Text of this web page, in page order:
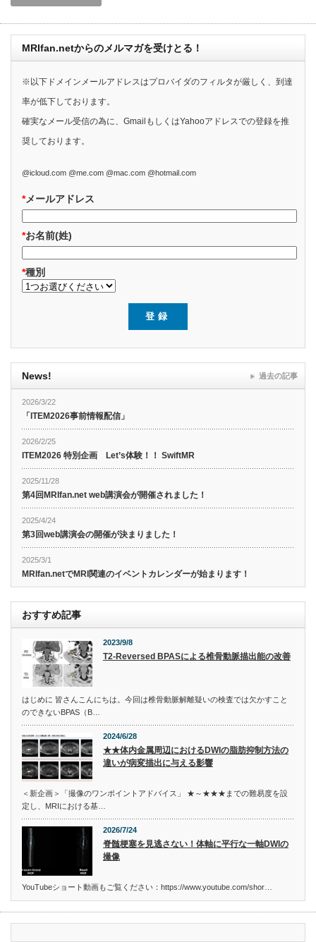
MRIfan.netからのメルマガを受けとる！
※以下ドメインメールアドレスはプロバイダのフィルタが厳しく、到達
率が低下しております。
確実なメール受信の為に、GmailもしくはYahooアドレスでの登録を推
奨しております。
@icloud.com @me.com @mac.com @hotmail.com
*メールアドレス
*お名前(姓)
*種別
News!
2026/3/22
「ITEM2026事前情報配信」
2026/2/25
ITEM2026 特別企画 Let’s体験！！ SwiftMR
2025/11/28
第4回MRIfan.net web講演会が開催されました！
2025/4/24
第3回web講演会の開催が決まりました！
2025/3/1
MRIfan.netでMRI関連のイベントカレンダーが始まります！
過去の記事
おすすめ記事
2023/9/8
T2-Reversed BPASによる椎骨動脈描出能の改善
はじめに 皆さんこんにちは。今回は椎骨動脈解離疑いの検査では欠かすこと
のできないBPAS（B…
2024/6/28
★★体内金属周辺におけるDWIの脂肪抑制方法の
違いが病変描出に与える影響
＜新企画＞「撮像のワンポイントアドバイス」 ★～★★★までの難易度を設
定し、MRIにおける基…
2026/7/24
脊髄梗塞を見逃さない！体軸に平行な一軸DWIの
撮像
YouTubeショート動画もご覧ください：https://www.youtube.com/shor…